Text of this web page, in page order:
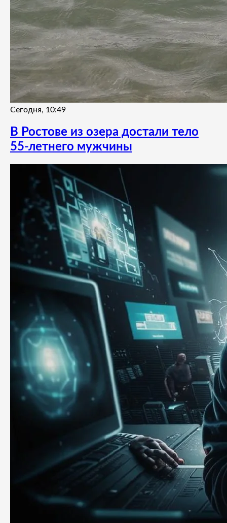
Сегодня, 10:49
В Ростове из озера достали тело
55-летнего мужчины